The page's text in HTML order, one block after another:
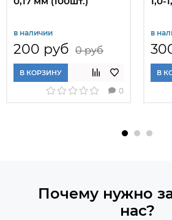
в наличии
200 руб 0 руб
В КОРЗИНУ
0
в
В
Почему нужно
нас?